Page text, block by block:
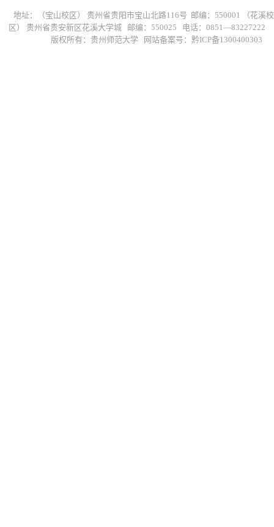
地址：（宝山校区） 贵州省贵阳市宝山北路116号 邮编：550001 （花溪校
区） 贵州省贵安新区花溪大学城 邮编：550025 电话：0851—83227222
版权所有：贵州师范大学 网站备案号：黔ICP备1300400303